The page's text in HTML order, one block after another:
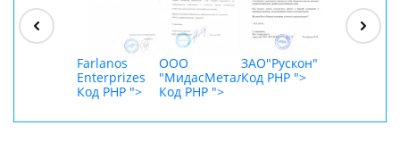
Farlanos
Enterprizes
Код PHP ">
ООО
"МидасМеталлАрт"
Код PHP ">
ЗАО"Рускон"
Код PHP ">